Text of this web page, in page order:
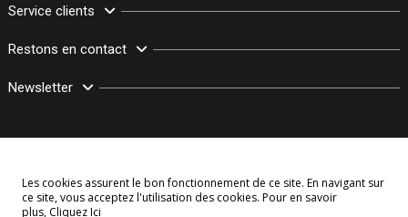
Service clients
Restons en contact
Newsletter
Les cookies assurent le bon fonctionnement de ce site. En navigant sur
ce site, vous acceptez l'utilisation des cookies. Pour en savoir
plus, Cliquez Ici